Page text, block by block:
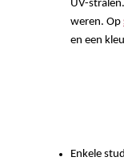
UV-
weren. Op
en een
Enkele